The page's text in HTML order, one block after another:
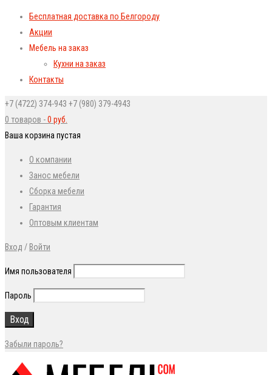
Бесплатная доставка по Белгороду
Акции
Мебель на заказ
Кухни на заказ
Контакты
+7 (4722) 374-943 +7 (980) 379-4943
0 товаров -0 руб.
Ваша корзина пустая
О компании
Занос мебели
Сборка мебели
Гарантия
Оптовым клиентам
Вход / Войти
Имя пользователя
Пароль
Забыли пароль?